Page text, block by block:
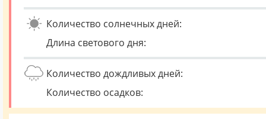
Количество солнечных дней:
Длина светового дня:
Количество дождливых дней:
Количество осадков: